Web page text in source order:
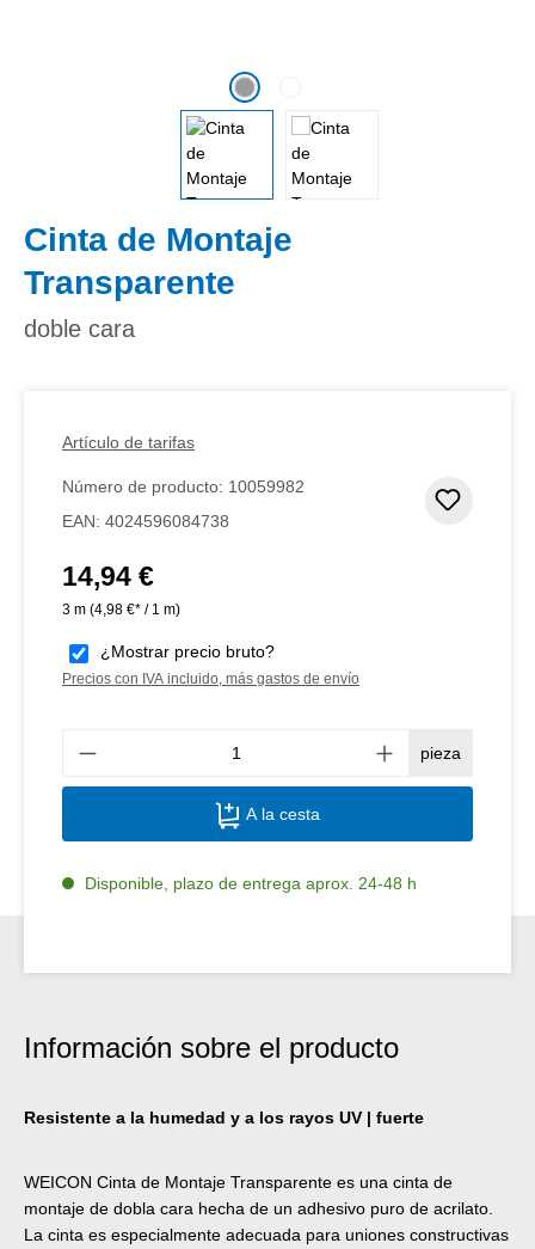
Cinta de Montaje
Transparente
doble cara
Artículo de tarifas
Número de producto: 10059982
EAN: 4024596084738
Precio normal:
14,94 €
3 m (4,98 €* / 1 m)
¿Mostrar precio bruto?
Precios con IVA incluido, más gastos de envío
pieza
A la cesta
Disponible, plazo de entrega aprox. 24-48 h
Información sobre el producto
Resistente a la humedad y a los rayos UV | fuerte
WEICON Cinta de Montaje Transparente es una cinta de
montaje de dobla cara hecha de un adhesivo puro de acrilato.
La cinta es especialmente adecuada para uniones constructivas